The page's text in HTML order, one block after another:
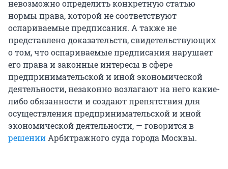
невозможно определить конкретную статью
нормы права, которой не соответствуют
оспариваемые предписания. А также не
представлено доказательств, свидетельствующих
о том, что оспариваемые предписания нарушает
его права и законные интересы в сфере
предпринимательской и иной экономической
деятельности, незаконно возлагают на него какие-
либо обязанности и создают препятствия для
осуществления предпринимательской и иной
экономической деятельности, — говорится в
решенииАрбитражного суда города Москвы.